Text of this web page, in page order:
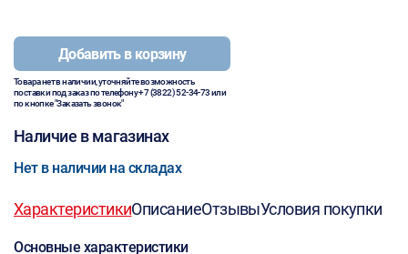
Добавить в корзину
Товара нет в наличии, уточняйте возможность
поставки под заказ по телефону+7 (3822) 52-34-73или
по кнопке "Заказать звонок"
Наличие в магазинах
Нет в наличии на складах
ХарактеристикиОписаниеОтзывыУсловия покупки
Основные характеристики